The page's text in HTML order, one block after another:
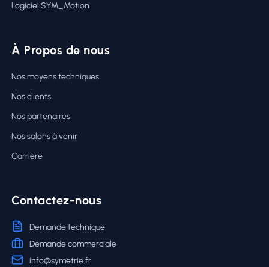
Logiciel SYM_Motion
À Propos de nous
Nos moyens techniques
Nos clients
Nos partenaires
Nos salons à venir
Carrière
Contactez-nous
Demande technique
Demande commerciale
info@symetrie.fr